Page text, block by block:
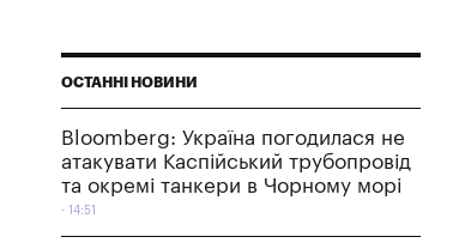
ОСТАННІ НОВИНИ
Bloomberg: Україна погодилася не
атакувати Каспійський трубопровід
та окремі танкери в Чорному морі
14:51